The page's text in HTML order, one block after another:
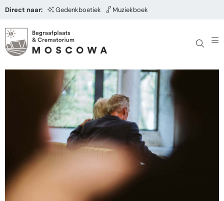
Direct naar: Gedenkboetiek Muziekboek